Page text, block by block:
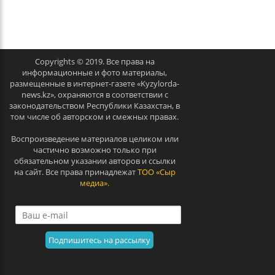
Copyrights © 2019. Все права на
информационные и фото материалы,
размещенные в интернет-газете «Kyzylorda-
news.kz», охраняются в соответствии с
законодательством Республики Казахстан, в
том числе об авторском и смежных правах.
Воспроизведение материалов целиком или
частично возможно только при
обязательном указании авторов и ссылки
на сайт. Все права принадлежатТОО «Сыр
медиа».